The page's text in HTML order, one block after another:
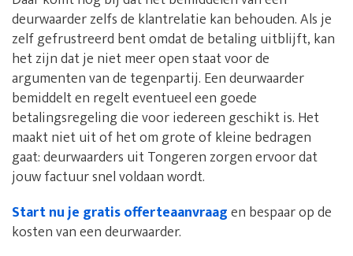
deurwaarder zelfs de klantrelatie kan behouden. Als je
zelf gefrustreerd bent omdat de betaling uitblijft, kan
het zijn dat je niet meer open staat voor de
argumenten van de tegenpartij. Een deurwaarder
bemiddelt en regelt eventueel een goede
betalingsregeling die voor iedereen geschikt is. Het
maakt niet uit of het om grote of kleine bedragen
gaat: deurwaarders uit Tongeren zorgen ervoor dat
jouw factuur snel voldaan wordt.
Start nu je gratis offerteaanvraagen bespaar op de
kosten van een deurwaarder.